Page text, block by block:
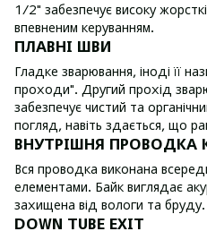
1/2" забезпечує високу
впевненим керуванням.
ПЛАВНІ ШВИ
Гладке зварювання, іноді її
проходи". Другий прохід
забезпечує чистий та
погляд, навіть здається, що
ВНУТРІШНЯ ПРОВОДКА
Вся проводка виконана
елементами. Байк виглядає
захищена від вологи та бруду.
DOWN TUBE EXIT